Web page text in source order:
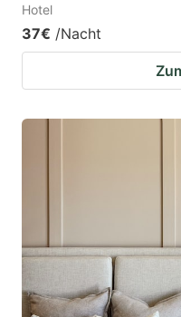
Hotel
37€ /Nacht